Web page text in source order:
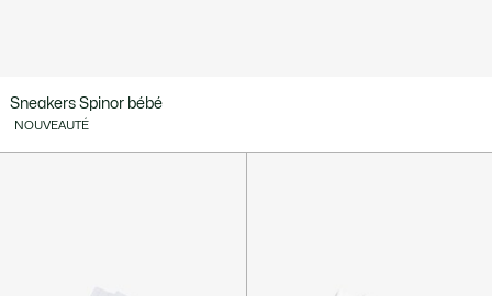
Sneakers Spinor bébé
NOUVEAUTÉ